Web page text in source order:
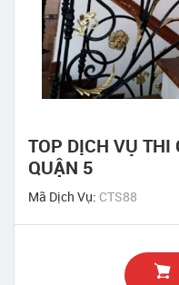
TOP DỊCH VỤ THI
QUẬN 5
Mã Dịch Vụ: CTS88